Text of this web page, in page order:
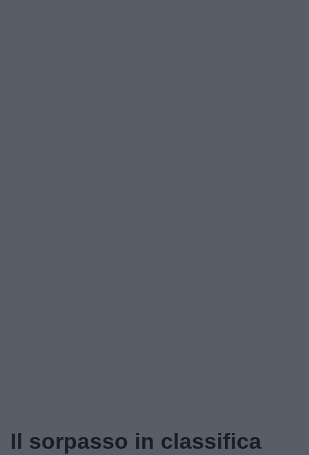
Il sorpasso in classifica